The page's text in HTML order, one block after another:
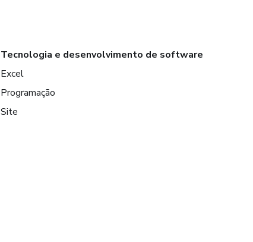
Tecnologia e desenvolvimento de software
Excel
Programação
Site